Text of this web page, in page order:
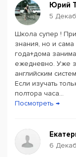
Юрий
5
Школа супер !
знания, но и
года+дома
ежедневно. Уже
английским
Если изучать
полтора часа...
Посмотреть →
6